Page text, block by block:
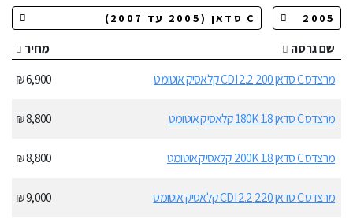
שם גרסה
מחיר
מרצדס C סדאן 200 CDI 2.2 קלאסיק אוטומט
6,900 ₪
מרצדס C סדאן 180K 1.8 קלאסיק אוטומט 8,800 ₪
מרצדס C סדאן 200K 1.8 קלאסיק אוטומט 8,800 ₪
מרצדס C סדאן 220 CDI 2.2 קלאסיק אוטומט 9,000 ₪